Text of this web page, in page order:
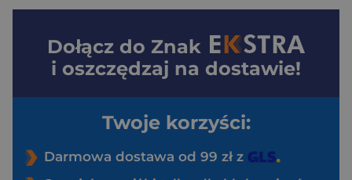
Dołącz do Znak
i oszczędzaj na dostawie!
Twoje korzyści:
Darmowa dostawa od 99 zł z